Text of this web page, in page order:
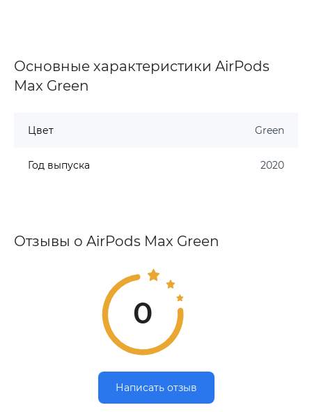
Основные характеристики AirPods
Max Green
Цвет Green
Год выпуска 2020
Отзывы о AirPods Max Green
0
Написать отзыв